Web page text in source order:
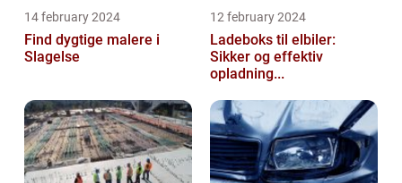
14 february 2024
Find dygtige malere i
Slagelse
12 february 2024
Ladeboks til elbiler:
Sikker og effektiv
opladning...